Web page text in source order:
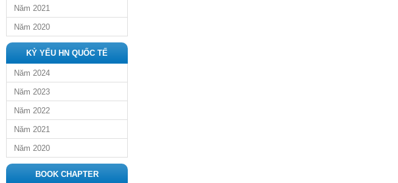
Năm 2021
Năm 2020
KỶ YẾU HN QUỐC TẾ
Năm 2024
Năm 2023
Năm 2022
Năm 2021
Năm 2020
BOOK CHAPTER